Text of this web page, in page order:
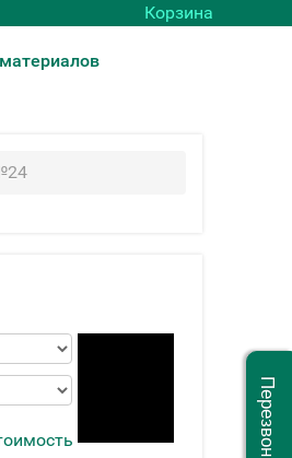
Корзина